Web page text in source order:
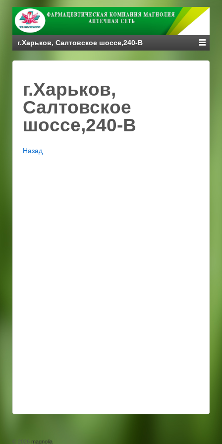
г.Харьков, Салтовское шоссе,240-В
г.Харьков,
Салтовское
шоссе,240-В
Назад
© 2026 magnolia